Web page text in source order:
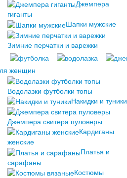
Джемпера
гиганты
Шапки мужские
Зимние перчатки и варежки
женщин
Водолазки футболки топы
Накидки и туники
Джемпера свитера пуловеры
Кардиганы
женские
Платья и
сарафаны
Костюмы